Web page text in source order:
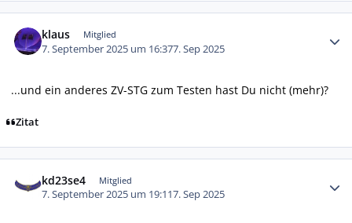
klaus Mitglied
7. September 2025 um 16:377. Sep 2025
...und ein anderes ZV-STG zum Testen hast Du nicht (mehr)?
Zitat
kd23se4 Mitglied
7. September 2025 um 19:117. Sep 2025